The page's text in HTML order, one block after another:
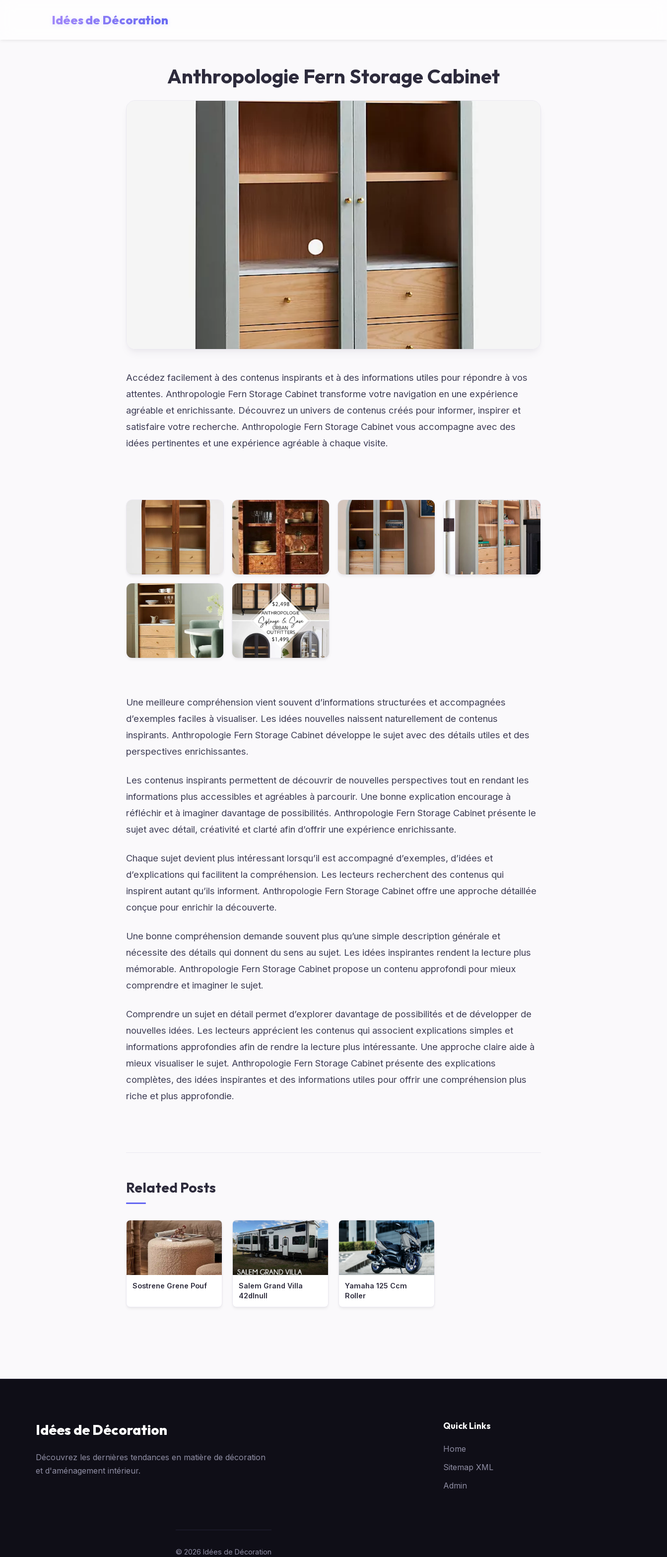
Idées de Décoration
Anthropologie Fern Storage Cabinet
Accédez facilement à des contenus inspirants et à des informations utiles pour répondre à vos
attentes. Anthropologie Fern Storage Cabinet transforme votre navigation en une expérience
agréable et enrichissante. Découvrez un univers de contenus créés pour informer, inspirer et
satisfaire votre recherche. Anthropologie Fern Storage Cabinet vous accompagne avec des
idées pertinentes et une expérience agréable à chaque visite.
Une meilleure compréhension vient souvent d’informations structurées et accompagnées
d’exemples faciles à visualiser. Les idées nouvelles naissent naturellement de contenus
inspirants. Anthropologie Fern Storage Cabinet développe le sujet avec des détails utiles et des
perspectives enrichissantes.
Les contenus inspirants permettent de découvrir de nouvelles perspectives tout en rendant les
informations plus accessibles et agréables à parcourir. Une bonne explication encourage à
réfléchir et à imaginer davantage de possibilités. Anthropologie Fern Storage Cabinet présente le
sujet avec détail, créativité et clarté afin d’offrir une expérience enrichissante.
Chaque sujet devient plus intéressant lorsqu’il est accompagné d’exemples, d’idées et
d’explications qui facilitent la compréhension. Les lecteurs recherchent des contenus qui
inspirent autant qu’ils informent. Anthropologie Fern Storage Cabinet offre une approche détaillée
conçue pour enrichir la découverte.
Une bonne compréhension demande souvent plus qu’une simple description générale et
nécessite des détails qui donnent du sens au sujet. Les idées inspirantes rendent la lecture plus
mémorable. Anthropologie Fern Storage Cabinet propose un contenu approfondi pour mieux
comprendre et imaginer le sujet.
Comprendre un sujet en détail permet d’explorer davantage de possibilités et de développer de
nouvelles idées. Les lecteurs apprécient les contenus qui associent explications simples et
informations approfondies afin de rendre la lecture plus intéressante. Une approche claire aide à
mieux visualiser le sujet. Anthropologie Fern Storage Cabinet présente des explications
complètes, des idées inspirantes et des informations utiles pour offrir une compréhension plus
riche et plus approfondie.
Related Posts
Sostrene Grene Pouf
Salem Grand Villa
42dlnull
Yamaha 125 Ccm
Roller
Idées de Décoration
Découvrez les dernières tendances en matière de décoration
et d'aménagement intérieur.
Quick Links
Home
Sitemap XML
Admin
© 2026 Idées de Décoration